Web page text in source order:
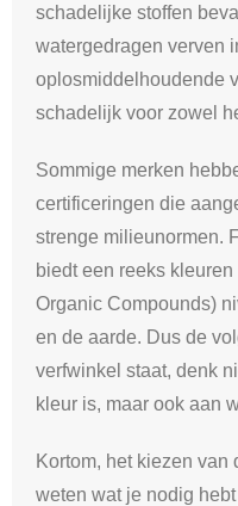
schadelijke stoffen
watergedragen verven
oplosmiddelhoudende
schadelijk voor zowel
Sommige merken
certificeringen die
strenge milieunormen.
biedt een reeks
Organic Compounds)
en de aarde. Dus de
verfwinkel staat, denk
kleur is, maar ook aan
Kortom, het kiezen van
weten wat je nodig